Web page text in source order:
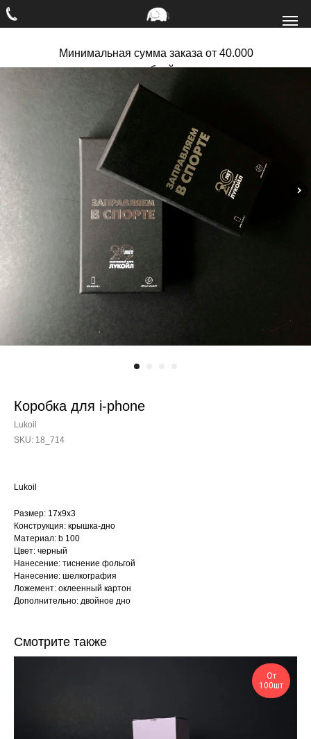
Минимальная сумма заказа от 40.000
рублей
Коробка для i-phone
Lukoil
SKU: 18_714
Lukoil
Размер: 17х9х3
Конструкция: крышка-дно
Материал: b 100
Цвет: черный
Нанесение: тиснение фольгой
Нанесение: шелкография
Ложемент: оклеенный картон
Дополнительно: двойное дно
Смотрите также
От
100шт